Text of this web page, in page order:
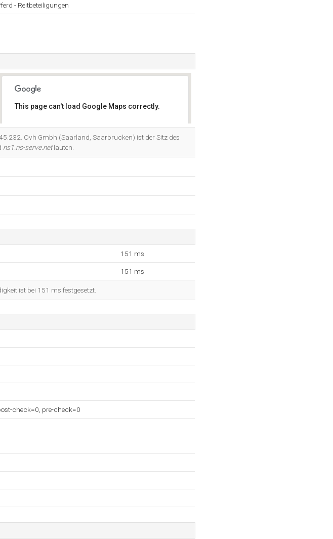
- Reitbeteiligungen
This page can't load Google Maps correctly.
Ovh Gmbh (Saarland, Saarbrucken) ist der Sitz des
ns1.ns-serve.netlauten.
151 ms
151 ms
ist bei 151 ms festgesetzt.
check=0, pre-check=0